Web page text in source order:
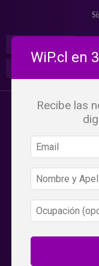
WiP.cl en
Recibe las